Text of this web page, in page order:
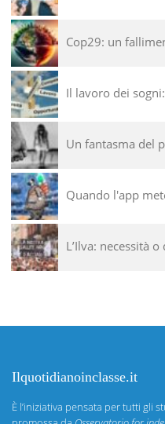
Cop29: un
Il lavoro dei
Un fantasma del
Quando l'app
L’Ilva: necessità
Ilquotidianoinclasse.it
È l’iniziativa pensata per tutti gli